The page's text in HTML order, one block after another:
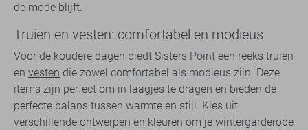
de mode blijft.
Truien en vesten: comfortabel en modieus
Voor de koudere dagen biedt Sisters Point een reeks truien
en vesten die zowel comfortabel als modieus zijn. Deze
items zijn perfect om in laagjes te dragen en bieden de
perfecte balans tussen warmte en stijl. Kies uit
verschillende ontwerpen en kleuren om je wintergarderobe